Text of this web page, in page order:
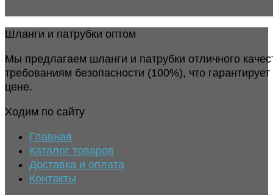
Шланги и патрубки оптом
Мы предлагаем шланги и патрубки отличного
требованиям безопасности (100%), что
цене.
Ходим по сайту
Главная
Каталог товаров
Доставка и оплата
Контакты